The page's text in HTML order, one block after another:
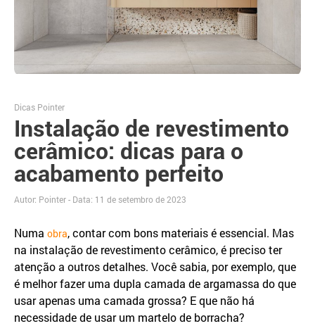
Instalação de revestimento
cerâmico: dicas para o
acabamento perfeito
Dicas Pointer
Autor: Pointer - Data: 11 de setembro de 2023
Numa obra, contar com bons materiais é essencial. Mas
na instalação de revestimento cerâmico, é preciso ter
atenção a outros detalhes. Você sabia, por exemplo, que
é melhor fazer uma dupla camada de argamassa do que
usar apenas uma camada grossa? E que não há
necessidade de usar um martelo de borracha?